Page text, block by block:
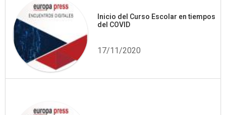
Inicio del Curso Escolar en tiempos
del COVID
17/11/2020